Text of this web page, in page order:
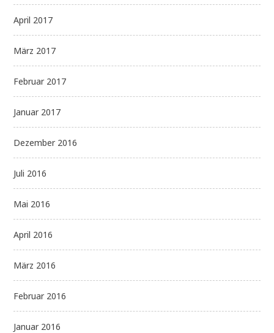
April 2017
März 2017
Februar 2017
Januar 2017
Dezember 2016
Juli 2016
Mai 2016
April 2016
März 2016
Februar 2016
Januar 2016